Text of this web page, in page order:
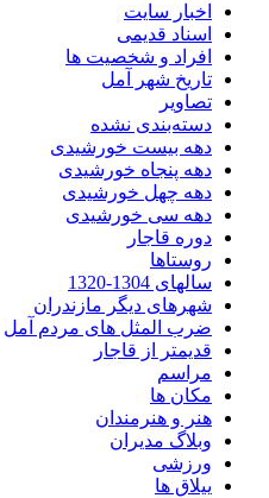
اخبار سایت
اسناد قدیمی
افراد و شخصیت ها
تاریخ شهر آمل
تصاویر
دسته‌بندی نشده
دهه بیست خورشیدی
دهه پنجاه خورشیدی
دهه چهل خورشیدی
دهه سی خورشیدی
دوره قاجار
روستاها
سالهای 1304-1320
شهرهای دیگر مازندران
ضرب المثل های مردم آمل
قدیمتر از قاجار
مراسم
مکان ها
هنر و هنرمندان
وبلاگ مدیران
ورزشی
ییلاق ها